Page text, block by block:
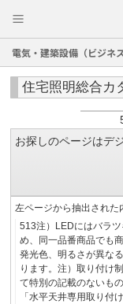
電気・建築設備（ビジネス
住宅照明総合カ
お探しのページはデ
左ページから抽出された
513注）LEDにはバラ
め、同一品番商品でも
発光色、明るさが異な
ります。注）取り付け
て特別の記載のないも
「水平天井専用取り付